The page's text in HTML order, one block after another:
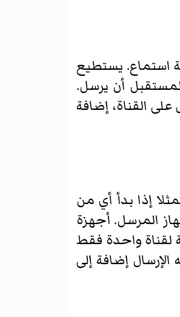
استماع. يستطيع
أن يرسل.
القناة، إضافة
إذا بدأ أي من
المرسل. أجهزة
لقناة واحدة فقط
إضافة إلى